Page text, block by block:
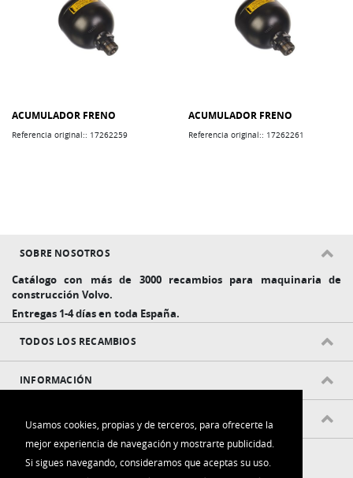
Usamos cookies, propias y de terceros, para ofrecerte la
mejor experiencia de navegación y mostrarte publicidad.
Si sigues navegando, consideramos que aceptas su uso.
ACUMULADOR FRENO
Referencia original:: 17262259
ACUMULADOR FRENO
Referencia original:: 17262261
SOBRE NOSOTROS
Catálogo con más de 3000 recambios para maquinaria de
construcción Volvo.
Entregas 1-4 días en toda España.
TODOS LOS RECAMBIOS
INFORMACIÓN
POLÍTICAS Y CONDICIONES